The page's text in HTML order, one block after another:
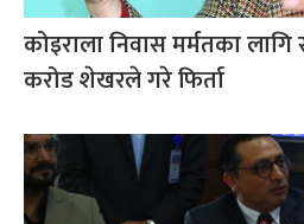
कोइराला निवास मर्मतका
करोड शेखरले गरे फिर्ता